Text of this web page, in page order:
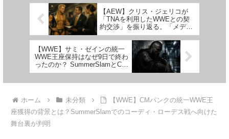
ウェイト級戦線...
マニア40ではランデ...
【AEW】クリス・ジェリコが
「TNAを利用したWWEとの契
約交渉」を振り返る。「メディ
アも活用し、WWEから希望額
を引き出した」
【WWE】サミ・ゼインの統一
WWE王座保持はなぜ9日で終わ
ったのか？ SummerSlamとCM
パンク＆コーディ・ローデスの
ホーム 未分類
【WWE】CMパンクの統一WWE王
座獲得の背景とは？SummerSlamでのコーディ・ローデス戦へ向けた
舞台裏が判明